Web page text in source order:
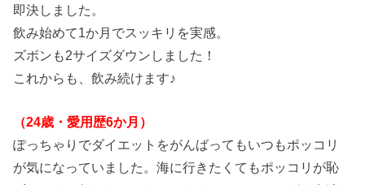
即決しました。
飲み始めて1か月でスッキリを実感。
ズボンも2サイズダウンしました！
これからも、飲み続けます♪
（24歳・愛用歴6か月）
ぽっちゃりでダイエットをがんばってもいつもポッコリ
が気になっていました。海に行きたくてもポッコリが恥